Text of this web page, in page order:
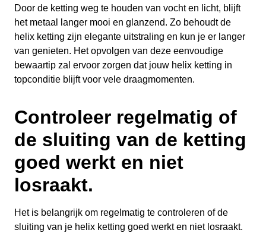
Door de ketting weg te houden van vocht en licht, blijft
het metaal langer mooi en glanzend. Zo behoudt de
helix ketting zijn elegante uitstraling en kun je er langer
van genieten. Het opvolgen van deze eenvoudige
bewaartip zal ervoor zorgen dat jouw helix ketting in
topconditie blijft voor vele draagmomenten.
Controleer regelmatig of
de sluiting van de ketting
goed werkt en niet
losraakt.
Het is belangrijk om regelmatig te controleren of de
sluiting van je helix ketting goed werkt en niet losraakt.